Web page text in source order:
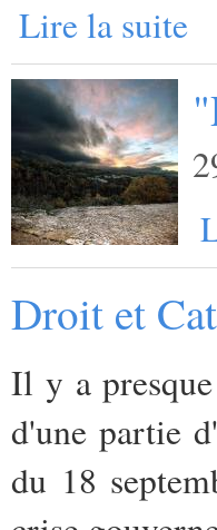
Lire la suite
Droit et
Il y a
d'une partie
du 18